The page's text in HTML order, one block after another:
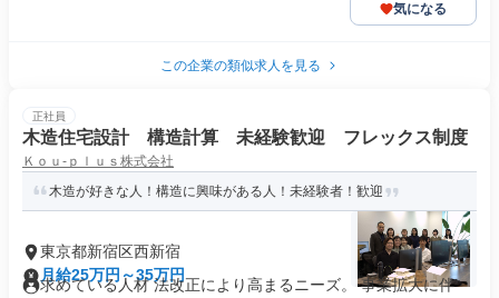
気になる
この企業の類似求人を見る
正社員
木造住宅設計 構造計算 未経験歓迎 フレックス制度
Ｋｏｕ‐ｐｌｕｓ株式会社
木造が好きな人！構造に興味がある人！未経験者！歓迎
東京都新宿区西新宿
月給25万円～35万円
求めている人材 法改正により高まるニーズ。 事業拡大に伴